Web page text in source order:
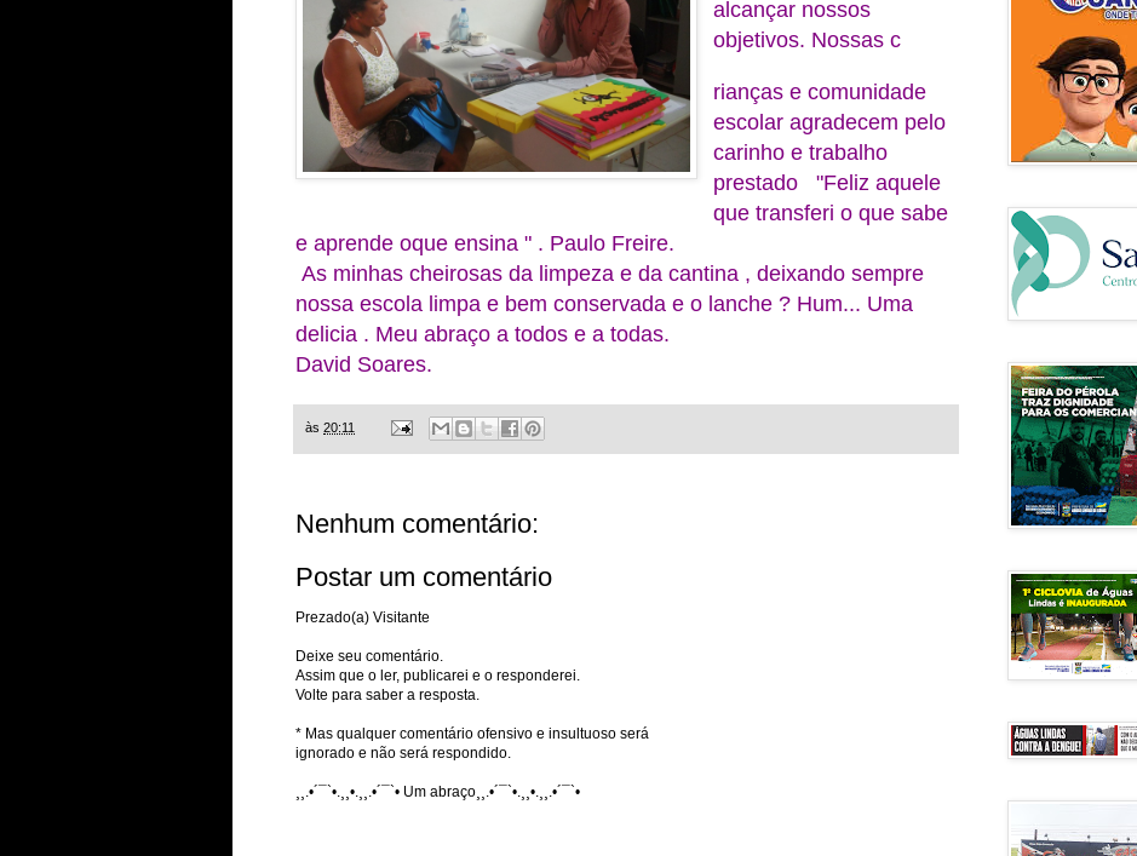
alcançar nossos
objetivos. Nossas c
rianças e comunidade
escolar agradecem pelo
carinho e trabalho
prestado "Feliz aquele
que transferi o que sabe
e aprende oque ensina " . Paulo Freire.
As minhas cheirosas da limpeza e da cantina , deixando sempre
nossa escola limpa e bem conservada e o lanche ? Hum... Uma
delicia . Meu abraço a todos e a todas.
David Soares.
às 20:11
Nenhum comentário:
Postar um comentário
Prezado(a) Visitante
Deixe seu comentário.
Assim que o ler, publicarei e o responderei.
Volte para saber a resposta.
* Mas qualquer comentário ofensivo e insultuoso será
ignorado e não será respondido.
¸¸.•´¯`•.¸¸•.¸¸.•´¯`• Um abraço¸¸.•´¯`•.¸¸•.¸¸.•´¯`•